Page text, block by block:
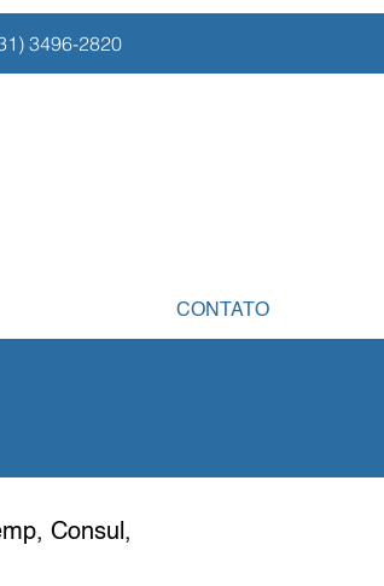
3496-2820
CONTATO
Consul,